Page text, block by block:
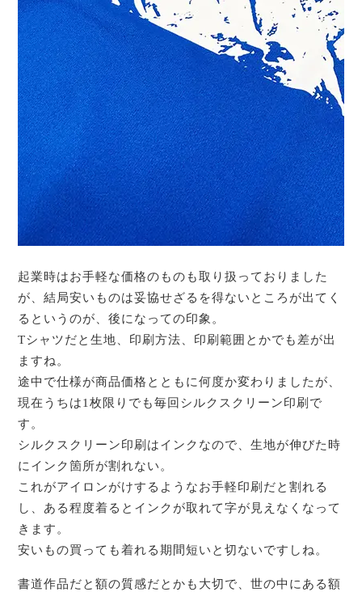
起業時はお手軽な価格のものも取り扱っておりました
が、結局安いものは妥協せざるを得ないところが出てく
るというのが、後になっての印象。
Tシャツだと生地、印刷方法、印刷範囲とかでも差が出
ますね。
途中で仕様が商品価格とともに何度か変わりましたが、
現在うちは1枚限りでも毎回シルクスクリーン印刷で
す。
シルクスクリーン印刷はインクなので、生地が伸びた時
にインク箇所が割れない。
これがアイロンがけするようなお手軽印刷だと割れる
し、ある程度着るとインクが取れて字が見えなくなって
きます。
安いもの買っても着れる期間短いと切ないですしね。
書道作品だと額の質感だとかも大切で、世の中にある額